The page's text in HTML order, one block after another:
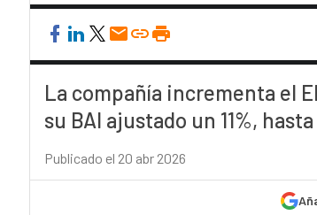
La compañía incrementa el
su BAI ajustado un 11%,
Publicado el 20 abr 2026